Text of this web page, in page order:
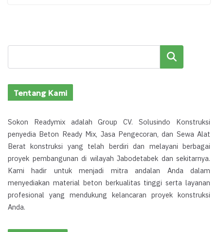
Cari
Tentang Kami
Sokon Readymix adalah Group CV. Solusindo Konstruksi
penyedia Beton Ready Mix, Jasa Pengecoran, dan Sewa Alat
Berat konstruksi yang telah berdiri dan melayani berbagai
proyek pembangunan di wilayah Jabodetabek dan sekitarnya.
Kami hadir untuk menjadi mitra andalan Anda dalam
menyediakan material beton berkualitas tinggi serta layanan
profesional yang mendukung kelancaran proyek konstruksi
Anda.